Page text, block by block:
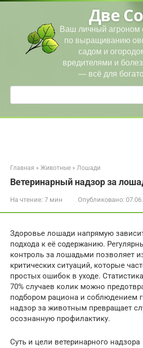
Перейти
Две
Ваш личный агроном
по выращиванию
садом и
вредителями и
— всё для
Поиск:
Главная » Животные » Лошади
Ветеринарный надзор за
На чтение: 7 мин Опубликовано:
Здоровье лошади напрямую
подхода к её содержанию.
контроль за лошадьми позволяет
критических ситуаций, которые
простых ошибок в уходе.
70% случаев колик можно
подбором рациона и соблюдением
надзор за животным превращает
осознанную профилактику.
Суть и цели ветеринарного надзора